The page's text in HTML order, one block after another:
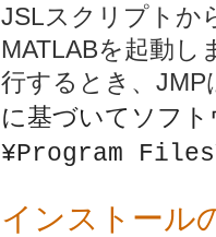
JSLスクリプトか
MATLABを起動し
行するとき、
に基づいてソフ
¥Program
インストール